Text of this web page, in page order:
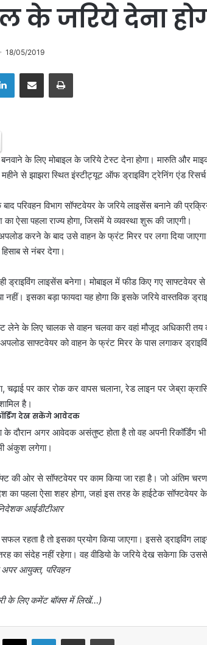
के जरिये देना
18/05/2019
के लिए मोबाइल के जरिये टेस्ट देना होगा। मारुति और
से झाझरा स्थित इंस्टीट्यूट ऑफ ड्राइविंग ट्रेनिंग एंड
परिवहन विभाग सॉफ्टवेयर के जरिये लाइसेंस बनाने की
ऐसा पहला राज्य होगा, जिसमें ये व्यवस्था शुरू की जाएगी।
करने के बाद उसे वाहन के फ्रंट मिरर पर लगा दिया
से नंबर देगा।
ही ड्राइविंग लाइसेंस बनेगा। मोबाइल में फीड किए गए
नहीं। इसका बड़ा फायदा यह होगा कि इसके जरिये वास्तविक
लेने के लिए चालक से वाहन चलवा कर वहां मौजूद अधिकारी
साफ्टवेयर को वाहन के फ्रंट मिरर के पास लगाकर
चढ़ाई पर कार रोक कर वापस चलाना, रेड लाइन पर जेब्रा
है।
देख सकेंगे आवेदक
के दौरान अगर आवेदक असंतुष्ट होता है तो वह अपनी रिकॉर्डिंग
अंकुश लगेगा।
की ओर से सॉफ्टवेयर पर काम किया जा रहा है। जो
का पहला ऐसा शहर होगा, जहां इस तरह के हाईटेक सॉफ्टवेयर के
आईडीटीआर
रहता है तो इसका प्रयोग किया जाएगा। इससे ड्राइविंग
का संदेह नहीं रहेगा। वह वीडियो के जरिये देख सकेगा कि
आयुक्त, परिवहन
के लिए कमेंट बॉक्स में लिखें…)